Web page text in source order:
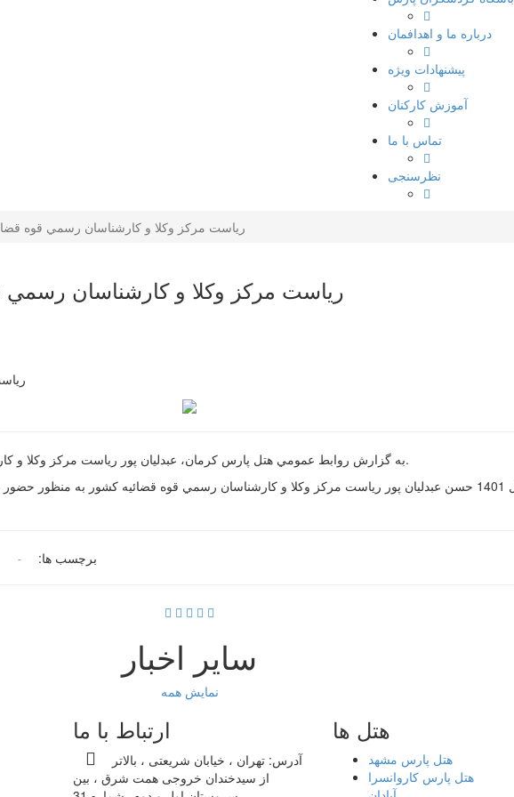
درباره ما و اهدافمان
پیشنهادات ویژه
آموزش کارکنان
تماس با ما
نظرسنجی
رياست مركز وكلا و كارشناسان رسمي قوه
رياست مركز وكلا و كارشناسان رسمي
به گزارش روابط عمومي هتل پارس كرمان، عبدليان پور رياست مركز وكلا و كار شناسان رسمي قوه قضائيه در هتل پارس كرمان حضور يافتند.
روز سه شنبه 10 آبان ماه سال 1401 حسن عبدليان پور رياست مركز وكلا و كارشناسان رسمي قوه قضائيه كشور
برچسب ها: -
سایر اخبار
نمایش همه
هتل ها
هتل پارس مشهد
هتل پارس کاروانسرا
ارتباط با ما
آدرس: تهران ، خیابان شریعتی ، بالاتر
از سیدخندان خروجی همت شرق ، بین